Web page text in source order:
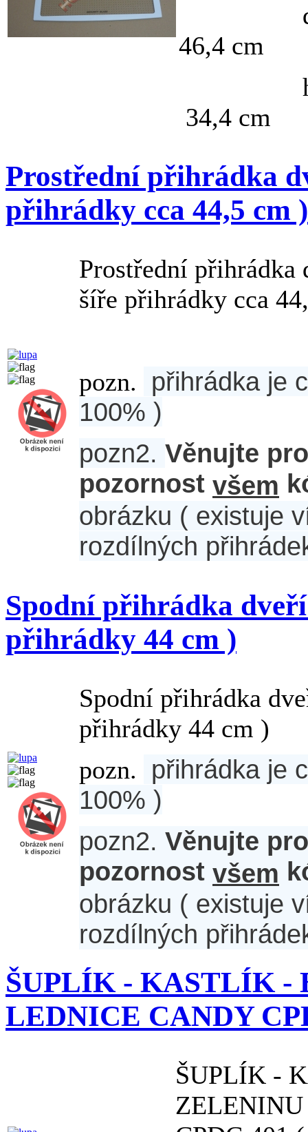
délka
46,4 cm
34,4 cm
Prostřední přihrádka
přihrádky cca 44,5 cm )
Prostřední
šíře přihrádky cca
pozn.
přihrádka je
100% )
pozn2. Věnujte
pozornost všem
obrázku ( existuje
rozdílných
Spodní přihrádka
přihrádky 44 cm )
Spodní přihrádka
přihrádky 44 cm )
pozn.
přihrádka je
100% )
pozn2. Věnujte
pozornost všem
obrázku ( existuje
rozdílných
ŠUPLÍK - KASTLÍK -
LEDNICE CANDY
ŠUPLÍK -